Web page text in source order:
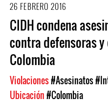
26 FEBRERO 2016
CIDH condena
contra defensoras y
Colombia
Violaciones#Asesinatos
Ubicación#Colombia